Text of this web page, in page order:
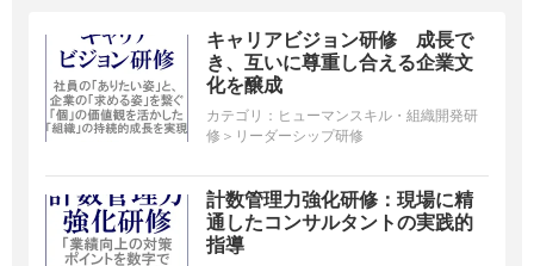
キャリアビジョン研修 成長で
き、互いに尊重し合える企業文
化を醸成
カテゴリ： ヒューマンスキル・組織開発研
修＞リーダーシップ研修
計数管理力強化研修：現場に精
通したコンサルタントの実践的
指導